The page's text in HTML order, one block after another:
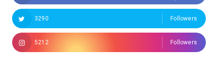
3290 Followers
5212 Followers